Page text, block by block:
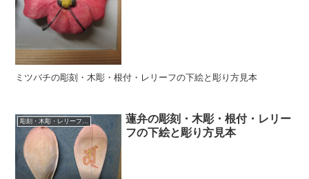
ミツバチの彫刻・木彫・根付・レリーフの下絵と彫り方見本
彫刻・木彫・レリーフ・根付の下絵、彫り方見本
蓮弁の彫刻・木彫・根付・レリー
フの下絵と彫り方見本